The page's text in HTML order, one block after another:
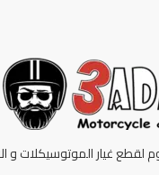
غيار الموتوسيكلات و